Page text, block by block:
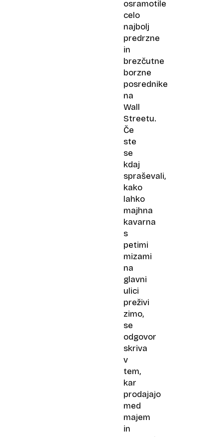
osramotile
celo
najbolj
predrzne
in
brezčutne
borzne
posrednike
na
Wall
Streetu.
Če
ste
se
kdaj
spraševali,
kako
lahko
majhna
kavarna
s
petimi
mizami
na
glavni
ulici
preživi
zimo,
se
odgovor
skriva
v
tem,
kar
prodajajo
med
majem
in